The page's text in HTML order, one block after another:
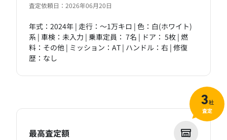
査定依頼日：2026年06月20日
年式：2024年 | 走行：～1万キロ | 色：白(ホワイト)
系 | 車検：未入力 | 乗車定員： 7名 | ドア： 5枚 | 燃
料：その他 | ミッション：AT | ハンドル：右 | 修復
歴：なし
最高査定額
3社
査定